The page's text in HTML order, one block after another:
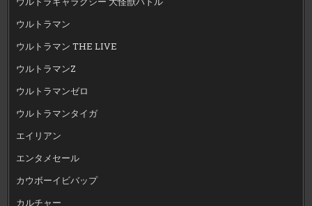
ウルトラマン
ウルトラマン THE LIVE
ウルトラマンZ
ウルトラマンゼロ
ウルトラマンタイガ
エイリアン
エンタメセール
カウボーイビバップ
カルチャー